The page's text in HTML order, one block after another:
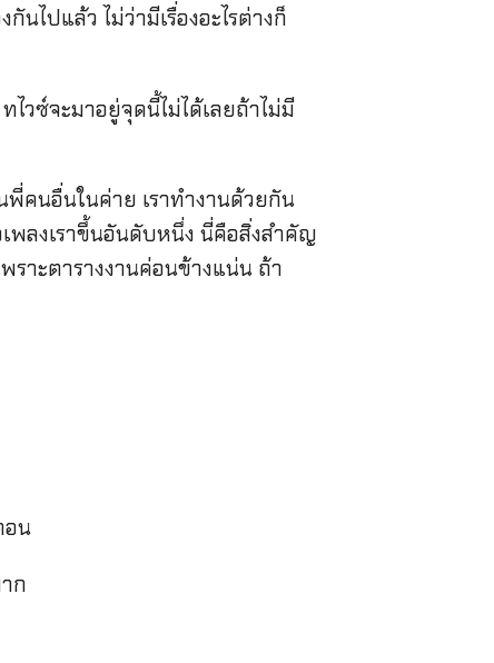
ไปแล้ว ไม่ว่ามีเรื่องอะไรต่างก็
วซ์จะมาอยู่จุดนี้ไม่ได้เลยถ้าไม่มี
คนอื่นในค่าย เราทำงานด้วยกัน
ลงเราขึ้นอันดับหนึ่ง นี่คือสิ่งสำคัญ
ราะตารางงานค่อนข้างแน่น ถ้า
อน
ก